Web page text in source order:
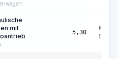
mit
5,30
Std.